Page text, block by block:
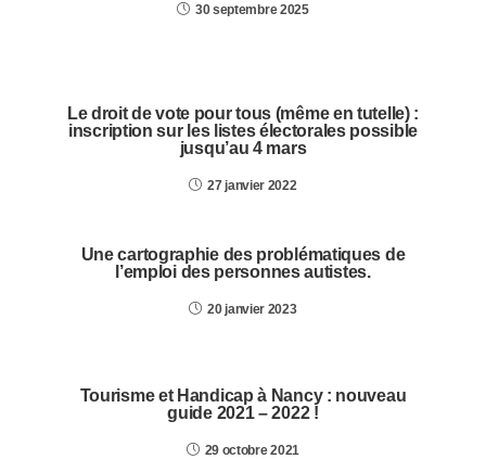
30 septembre 2025
Le droit de vote pour tous (même en tutelle) :
inscription sur les listes électorales possible
jusqu’au 4 mars
27 janvier 2022
Une cartographie des problématiques de
l’emploi des personnes autistes.
20 janvier 2023
Tourisme et Handicap à Nancy : nouveau
guide 2021 – 2022 !
29 octobre 2021